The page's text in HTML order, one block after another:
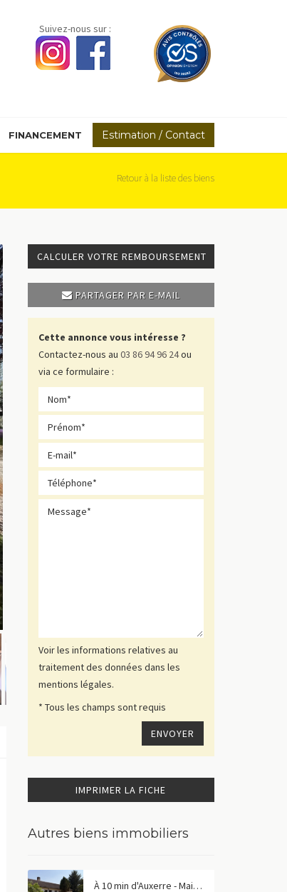
Suivez-nous sur :
FINANCEMENT Estimation / Contact
Retour à la liste des biens
CALCULER VOTRE REMBOURSEMENT
PARTAGER PAR E-MAIL
Cette annonce vous intéresse ?
Contactez-nous au 03 86 94 96 24ou
via ce formulaire :
Voir les informations relatives au
traitement des données dans les
mentions légales.
* Tous les champs sont requis
IMPRIMER LA FICHE
Autres biens immobiliers
À 10 min d'Auxerre - Maison familiale de 158 m² dans un bourg avec commerces